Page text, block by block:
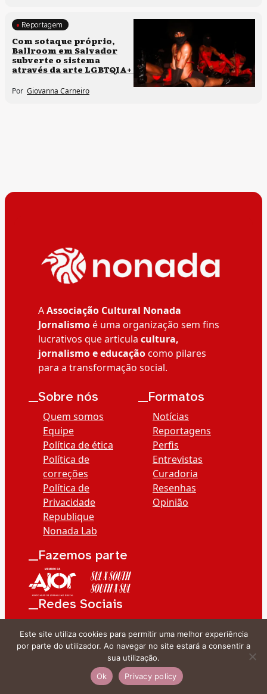
Direitos humanos
Processos artísticos
Reportagem
Com sotaque próprio,
Ballroom em Salvador
subverte o sistema
através da arte LGBTQIA+
Por Giovanna Carneiro
AAssociação Cultural Nonada
Jornalismoé uma organização sem fins
lucrativos que articula cultura,
jornalismo e educaçãocomo pilares
para a transformação social.
__Sobre nós
Quem somos
Equipe
Política de ética
Política de
correções
Política de
Privacidade
Republique
Nonada Lab
__Formatos
Notícias
Reportagens
Perfis
Entrevistas
Curadoria
Resenhas
Opinião
__Fazemos parte
__Redes Sociais
Este site utiliza cookies para permitir uma melhor experiência
por parte do utilizador. Ao navegar no site estará a consentir a
sua utilização.
Ok
Privacy policy